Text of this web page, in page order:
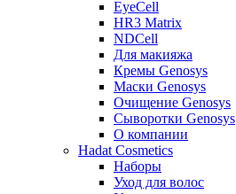
EyeCell
HR3 Matrix
NDCell
Для макияжа
Кремы Genosys
Маски Genosys
Очищение Genosys
Сыворотки Genosys
О компании
Hadat Cosmetics
Наборы
Уход для волос